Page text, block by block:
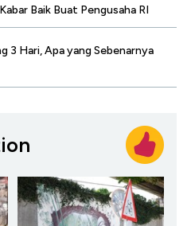
Baik Buat Pengusaha RI
3 Hari, Apa yang Sebenarnya